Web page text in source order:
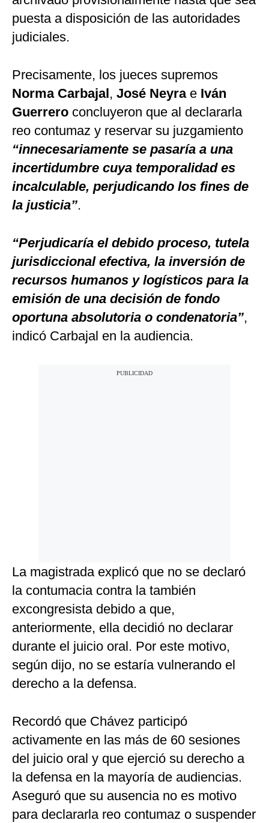
puesta a disposición de las autoridades
judiciales.
Precisamente, los jueces supremos
Norma Carbajal, José Neyra e Iván
Guerrero concluyeron que al declararla
reo contumaz y reservar su juzgamiento
“innecesariamente se pasaría a una
incertidumbre cuya temporalidad es
incalculable, perjudicando los fines de
la justicia”.
“Perjudicaría el debido proceso, tutela
jurisdiccional efectiva, la inversión de
recursos humanos y logísticos para la
emisión de una decisión de fondo
oportuna absolutoria o condenatoria”,
indicó Carbajal en la audiencia.
La magistrada explicó que no se declaró
la contumacia contra la también
excongresista debido a que,
anteriormente, ella decidió no declarar
durante el juicio oral. Por este motivo,
según dijo, no se estaría vulnerando el
derecho a la defensa.
Recordó que Chávez participó
activamente en las más de 60 sesiones
del juicio oral y que ejerció su derecho a
la defensa en la mayoría de audiencias.
Aseguró que su ausencia no es motivo
para declararla reo contumaz o suspender